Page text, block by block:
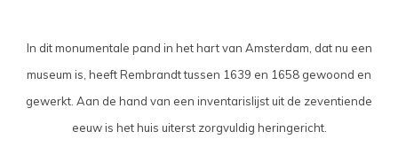
In dit monumentale pand in het hart van Amsterdam, dat nu een
museum is, heeft Rembrandt tussen 1639 en 1658 gewoond en
gewerkt. Aan de hand van een inventarislijst uit de zeventiende
eeuw is het huis uiterst zorgvuldig heringericht.